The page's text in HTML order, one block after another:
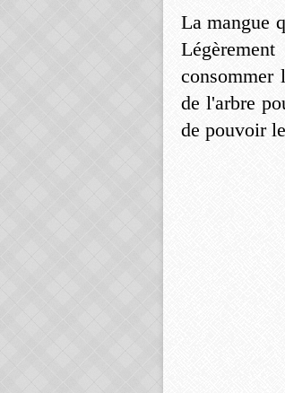
La mangue
consommer
de l'arbre
de pouvoir